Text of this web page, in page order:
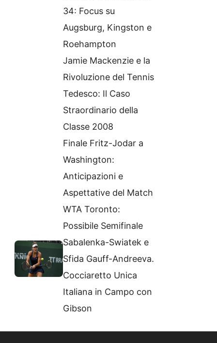
34: Focus su
Augsburg, Kingston e
Roehampton
Jamie Mackenzie e la
Rivoluzione del Tennis
Tedesco: Il Caso
Straordinario della
Classe 2008
Finale Fritz-Jodar a
Washington:
Anticipazioni e
Aspettative del Match
WTA Toronto:
Possibile Semifinale
Sabalenka-Swiatek e
Sfida Gauff-Andreeva.
Cocciaretto Unica
Italiana in Campo con
Gibson